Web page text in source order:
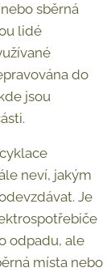
sběrná
lidé
do
jsou
neví, jakým
Je
odpadu, ale
místa nebo